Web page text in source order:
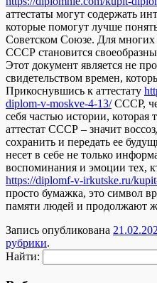
аттестаты могут содержать
которые помогут лучше
Советском Союзе. Для многих
СССР становится
Этот документ является не
свидетельством времен,
Прикоснувшись к аттестату
diplom-v-moskve-4-13/СССР,
себя частью истории, которая
аттестат СССР – значит
сохранить и передать ее
несет в себе не только
воспоминания и эмоции тех,
https://diplomf-v-irkutske.ru/
просто бумажка, это символ
памяти людей и продолжают
Запись опубликована
рубрики.
Найти: